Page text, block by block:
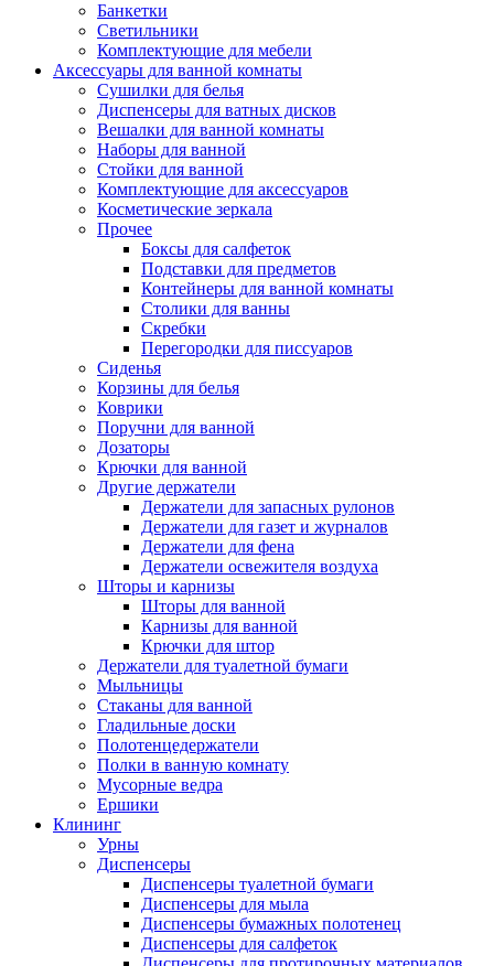
Банкетки
Светильники
Комплектующие для мебели
Аксессуары для ванной комнаты
Сушилки для белья
Диспенсеры для ватных дисков
Вешалки для ванной комнаты
Наборы для ванной
Стойки для ванной
Комплектующие для аксессуаров
Косметические зеркала
Прочее
Боксы для салфеток
Подставки для предметов
Контейнеры для ванной комнаты
Столики для ванны
Скребки
Перегородки для писсуаров
Сиденья
Корзины для белья
Коврики
Поручни для ванной
Дозаторы
Крючки для ванной
Другие держатели
Держатели для запасных рулонов
Держатели для газет и журналов
Держатели для фена
Держатели освежителя воздуха
Шторы и карнизы
Шторы для ванной
Карнизы для ванной
Крючки для штор
Держатели для туалетной бумаги
Мыльницы
Стаканы для ванной
Гладильные доски
Полотенцедержатели
Полки в ванную комнату
Мусорные ведра
Ершики
Клининг
Урны
Диспенсеры
Диспенсеры туалетной бумаги
Диспенсеры для мыла
Диспенсеры бумажных полотенец
Диспенсеры для салфеток